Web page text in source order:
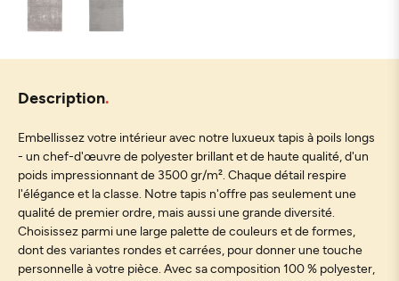
Description
Embellissez votre intérieur avec notre luxueux tapis à poils longs
- un chef-d'œuvre de polyester brillant et de haute qualité, d'un
poids impressionnant de 3500 gr/m². Chaque détail respire
l'élégance et la classe. Notre tapis n'offre pas seulement une
qualité de premier ordre, mais aussi une grande diversité.
Choisissez parmi une large palette de couleurs et de formes,
dont des variantes rondes et carrées, pour donner une touche
personnelle à votre pièce. Avec sa composition 100 % polyester,